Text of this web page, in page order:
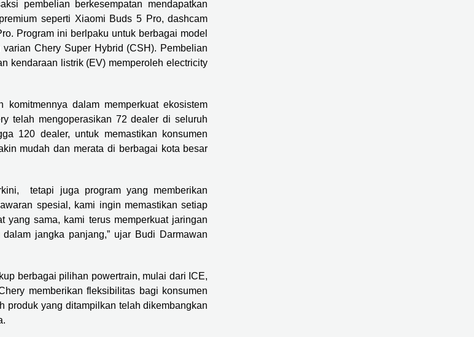
pembelian berkesempatan mendapatkan
seperti Xiaomi Buds 5 Pro, dashcam
Program ini berlpaku untuk berbagai model
Chery Super Hybrid (CSH). Pembelian
kendaraan listrik (EV) memperoleh electricity
dalam memperkuat ekosistem
telah mengoperasikan 72 dealer di seluruh
120 dealer, untuk memastikan konsumen
mudah dan merata di berbagai kota besar
tetapi juga program yang memberikan
spesial, kami ingin memastikan setiap
yang sama, kami terus memperkuat jaringan
jangka panjang,” ujar Budi Darmawan
berbagai pilihan powertrain, mulai dari ICE,
memberikan fleksibilitas bagi konsumen
produk yang ditampilkan telah dikembangkan